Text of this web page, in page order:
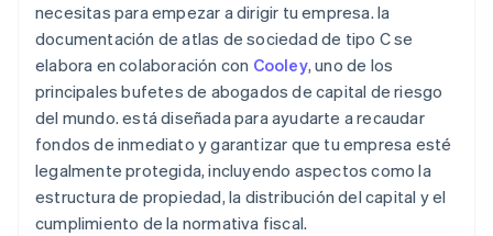
necesitas para empezar a dirigir tu empresa. la
documentación de atlas de sociedad de tipo C se
elabora en colaboración con Cooley, uno de los
principales bufetes de abogados de capital de riesgo
del mundo. está diseñada para ayudarte a recaudar
fondos de inmediato y garantizar que tu empresa esté
legalmente protegida, incluyendo aspectos como la
estructura de propiedad, la distribución del capital y el
cumplimiento de la normativa fiscal.